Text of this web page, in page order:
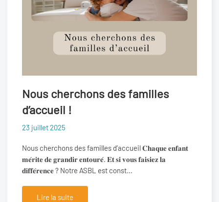
Nous cherchons des familles
d’accueil !
23 juillet 2025
Nous cherchons des familles d’accueil 𝐂𝐡𝐚𝐪𝐮𝐞 𝐞𝐧𝐟𝐚𝐧𝐭
𝐦𝐞́𝐫𝐢𝐭𝐞 𝐝𝐞 𝐠𝐫𝐚𝐧𝐝𝐢𝐫 𝐞𝐧𝐭𝐨𝐮𝐫𝐞́. 𝐄𝐭 𝐬𝐢 𝐯𝐨𝐮𝐬 𝐟𝐚𝐢𝐬𝐢𝐞𝐳 𝐥𝐚
𝐝𝐢𝐟𝐟𝐞́𝐫𝐞𝐧𝐜𝐞 ? Notre ASBL est const…
Lire la suite